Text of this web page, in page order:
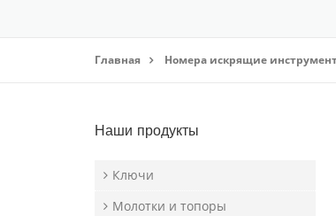
Главная Номера искрящие
Наши продукты
Ключи
Молотки и топоры